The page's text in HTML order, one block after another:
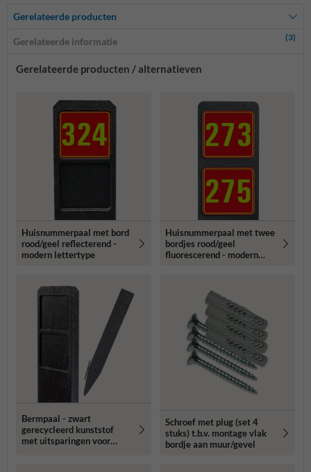
Gerelateerde producten
Gerelateerde informatie (3)
Gerelateerde producten / alternatieven
Huisnummerpaal met bord
rood/geel reflecterend -
modern lettertype
Huisnummerpaal met twee
bordjes rood/geel
fluorescerend - modern
Bermpaal - zwart
gerecycleerd kunststof
met uitsparingen voor
Schroef met plug (set 4
stuks) t.b.v. montage vlak
bordje aan muur/gevel